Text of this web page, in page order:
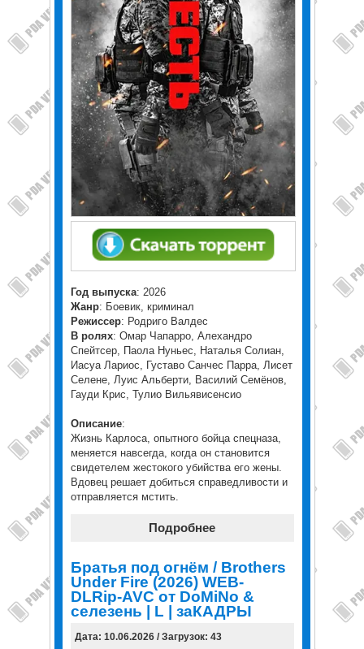
Год выпуска: 2026
Жанр: Боевик, криминал
Режиссер: Родриго Валдес
В ролях: Омар Чапарро, Алехандро
Спейтсер, Паола Нуньес, Наталья Солиан,
Иасуа Лариос, Густаво Санчес Парра, Лисет
Селене, Луис Альберти, Василий Семёнов,
Гауди Крис, Тулио Вильявисенсио
Описание:
Жизнь Карлоса, опытного бойца спецназа,
меняется навсегда, когда он становится
свидетелем жестокого убийства его жены.
Вдовец решает добиться справедливости и
отправляется мстить.
Подробнее
Братья под огнём / Brothers
Under Fire (2026) WEB-
DLRip-AVC от DoMiNo &
селезень | L | заКАДРЫ
Дата: 10.06.2026 / Загрузок: 43